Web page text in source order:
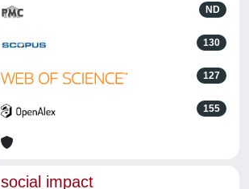
ND
130
127
155
social impact